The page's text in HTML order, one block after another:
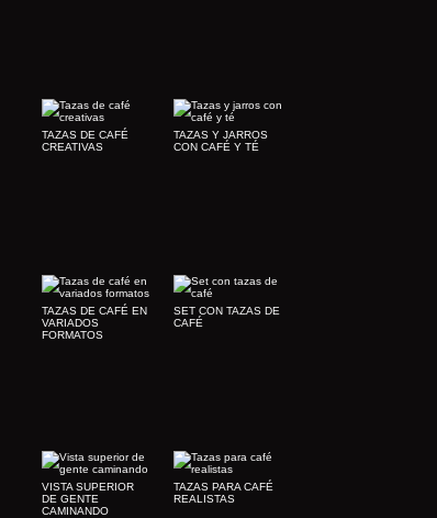
TAZAS Y JARROS
CON CAFÉ Y TÉ
TAZAS DE CAFÉ
CREATIVAS
SET CON TAZAS DE
CAFÉ
TAZAS DE CAFÉ EN
VARIADOS
FORMATOS
TAZAS PARA CAFÉ
REALISTAS
VISTA SUPERIOR
DE GENTE
CAMINANDO